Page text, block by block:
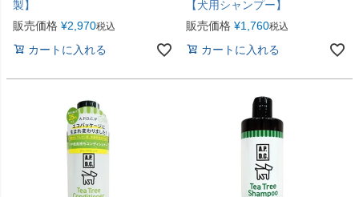
製】
販売価格 ¥2,970税込
カートに入れる
【犬用シャンプー】
販売価格 ¥1,760税込
カートに入れる